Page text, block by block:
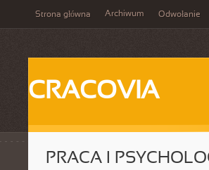
Strona główna Archiwum Odwołanie
CRACOVIA
PRACA I